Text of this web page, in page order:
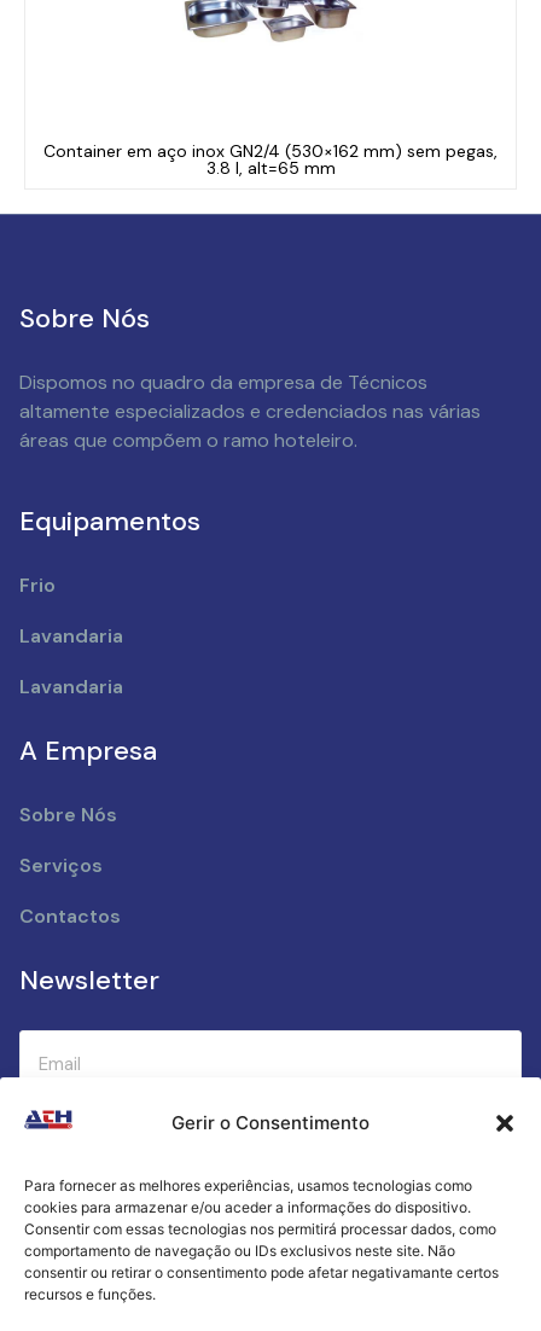
Gerir o Consentimento
Para fornecer as melhores experiências, usamos tecnologias como
cookies para armazenar e/ou aceder a informações do dispositivo.
Consentir com essas tecnologias nos permitirá processar dados, como
comportamento de navegação ou IDs exclusivos neste site. Não
consentir ou retirar o consentimento pode afetar negativamante certos
recursos e funções.
Container em aço inox GN2/4 (530×162 mm) sem pegas,
3.8 l, alt=65 mm
Sobre Nós
Dispomos no quadro da empresa de Técnicos
altamente especializados e credenciados nas várias
áreas que compõem o ramo hoteleiro.
Equipamentos
Frio
Lavandaria
Lavandaria
A Empresa
Sobre Nós
Serviços
Contactos
Newsletter
Submeter
Criamos a cozinha perfeita para o seu sucesso
gastronómico!